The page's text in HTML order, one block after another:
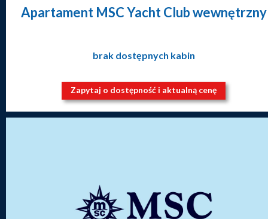
Apartament MSC Yacht Club wewnętrzny
brak dostępnych kabin
Zapytaj o dostępność i aktualną cenę